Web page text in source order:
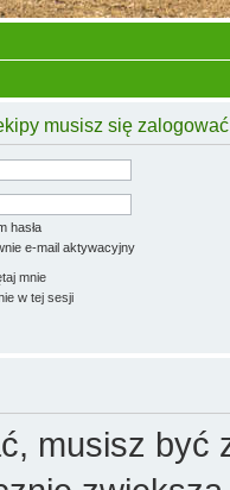
musisz się
hasła
e-mail aktywacyjny
mnie
w tej sesji
musisz być